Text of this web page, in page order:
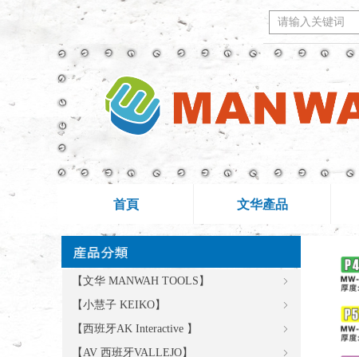
首頁 文华產品
ꁇ
【文华 MANWAH TOOLS】
ꁇ
【小慧子 KEIKO】
ꁇ
【西班牙AK Interactive 】
ꁇ
【AV 西班牙VALLEJO】